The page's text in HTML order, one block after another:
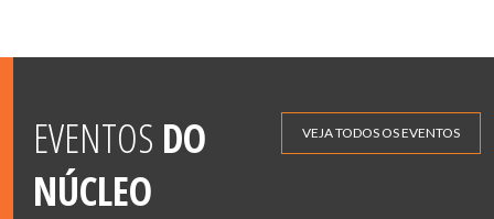
EVENTOS DO
NÚCLEO
VEJA TODOS OS EVENTOS